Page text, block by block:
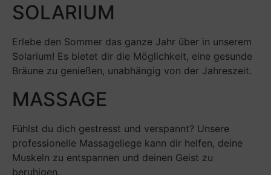
SOLARIUM
Erlebe den Sommer das ganze Jahr über in unserem
Solarium! Es bietet dir die Möglichkeit, eine gesunde
Bräune zu genießen, unabhängig von der Jahreszeit.
MASSAGE
Fühlst du dich gestresst und verspannt? Unsere
professionelle Massageliege kann dir helfen, deine
Muskeln zu entspannen und deinen Geist zu
beruhigen.